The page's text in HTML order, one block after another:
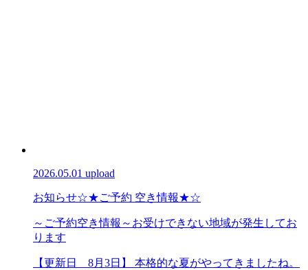
2026.05.01 upload
お知らせ☆★ご予約 空き情報★☆
～ご予約空き情報～お受けできない地域が発生してお
ります
【更新日 8月3日】 本格的な夏がやってきましたね。